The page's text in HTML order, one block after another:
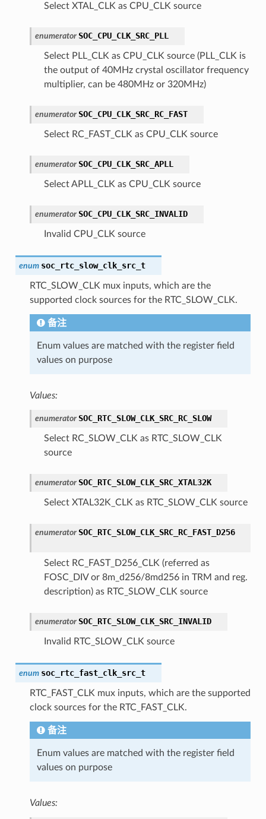
Select XTAL_CLK as CPU_CLK source
enumerator SOC_CPU_CLK_SRC_PLL
Select PLL_CLK as CPU_CLK source (PLL_CLK is
the output of 40MHz crystal oscillator frequency
multiplier, can be 480MHz or 320MHz)
enumerator SOC_CPU_CLK_SRC_RC_FAST
Select RC_FAST_CLK as CPU_CLK source
enumerator SOC_CPU_CLK_SRC_APLL
Select APLL_CLK as CPU_CLK source
enumerator SOC_CPU_CLK_SRC_INVALID
Invalid CPU_CLK source
enum soc_rtc_slow_clk_src_t
RTC_SLOW_CLK mux inputs, which are the
supported clock sources for the RTC_SLOW_CLK.
备注
Enum values are matched with the register field
values on purpose
Values:
enumerator SOC_RTC_SLOW_CLK_SRC_RC_SLOW
Select RC_SLOW_CLK as RTC_SLOW_CLK
source
enumerator SOC_RTC_SLOW_CLK_SRC_XTAL32K
Select XTAL32K_CLK as RTC_SLOW_CLK source
enumerator SOC_RTC_SLOW_CLK_SRC_RC_FAST_D256
Select RC_FAST_D256_CLK (referred as
FOSC_DIV or 8m_d256/8md256 in TRM and reg.
description) as RTC_SLOW_CLK source
enumerator SOC_RTC_SLOW_CLK_SRC_INVALID
Invalid RTC_SLOW_CLK source
enum soc_rtc_fast_clk_src_t
RTC_FAST_CLK mux inputs, which are the supported
clock sources for the RTC_FAST_CLK.
备注
Enum values are matched with the register field
values on purpose
Values: